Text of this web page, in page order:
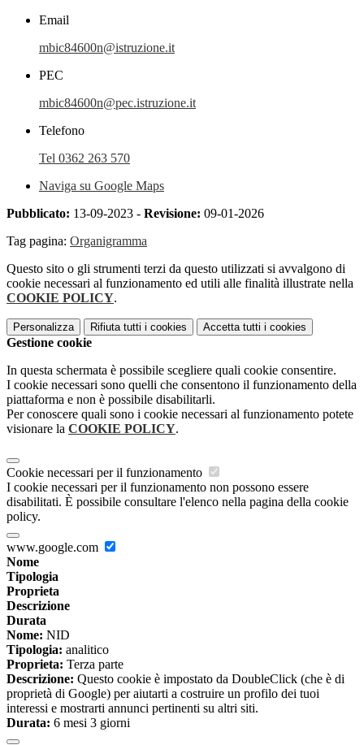
Email
mbic84600n@istruzione.it
PEC
mbic84600n@pec.istruzione.it
Telefono
Tel 0362 263 570
Naviga su Google Maps
Pubblicato: 13-09-2023 - Revisione: 09-01-2026
Tag pagina: Organigramma
Questo sito o gli strumenti terzi da questo utilizzati si avvalgono di
cookie necessari al funzionamento ed utili alle finalità illustrate nella
COOKIE POLICY.
Personalizza Rifiuta tutti i cookies Accetta tutti i cookies
Gestione cookie
In questa schermata è possibile scegliere quali cookie consentire.
I cookie necessari sono quelli che consentono il funzionamento della
piattaforma e non è possibile disabilitarli.
Per conoscere quali sono i cookie necessari al funzionamento potete
visionare la COOKIE POLICY.
Cookie necessari per il funzionamento
I cookie necessari per il funzionamento non possono essere
disabilitati. È possibile consultare l'elenco nella pagina della cookie
policy.
www.google.com
Nome
Tipologia
Proprieta
Descrizione
Durata
Nome: NID
Tipologia: analitico
Proprieta: Terza parte
Descrizione: Questo cookie è impostato da DoubleClick (che è di
proprietà di Google) per aiutarti a costruire un profilo dei tuoi
interessi e mostrarti annunci pertinenti su altri siti.
Durata: 6 mesi 3 giorni